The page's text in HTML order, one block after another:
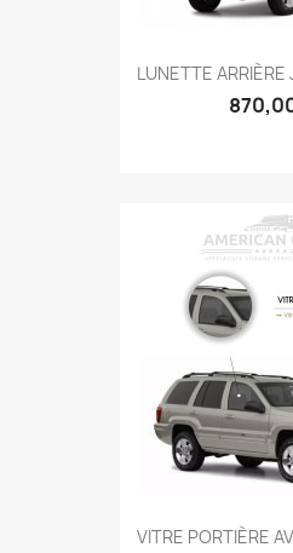
LUNETTE ARRIÈRE
VITRE PORTIÈRE